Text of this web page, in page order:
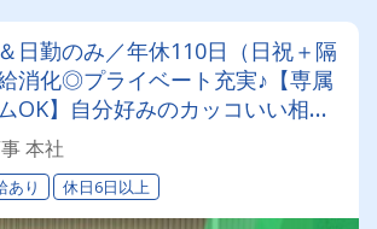
日勤のみ／年休110日（日祝＋隔
消化◎プライベート充実♪【専属
OK】自分好みのカッコいい相棒
？【令和3年設立で1年未満の退職
圏内への建築資材運搬/4t平ドライ
本社
あり 休日6日以上